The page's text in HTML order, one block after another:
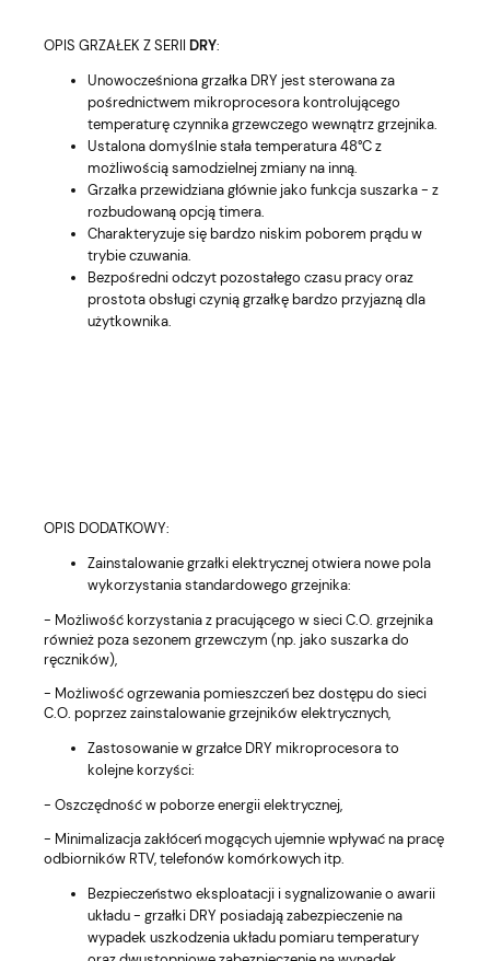
OPIS GRZAŁEK Z SERII DRY:
Unowocześniona grzałka DRY jest sterowana za
pośrednictwem mikroprocesora kontrolującego
temperaturę czynnika grzewczego wewnątrz grzejnika.
Ustalona domyślnie stała temperatura 48°C z
możliwością samodzielnej zmiany na inną.
Grzałka przewidziana głównie jako funkcja suszarka - z
rozbudowaną opcją timera.
Charakteryzuje się bardzo niskim poborem prądu w
trybie czuwania.
Bezpośredni odczyt pozostałego czasu pracy oraz
prostota obsługi czynią grzałkę bardzo przyjazną dla
użytkownika.
OPIS DODATKOWY:
Zainstalowanie grzałki elektrycznej otwiera nowe pola
wykorzystania standardowego grzejnika:
- Możliwość korzystania z pracującego w sieci C.O. grzejnika
również poza sezonem grzewczym (np. jako suszarka do
ręczników),
- Możliwość ogrzewania pomieszczeń bez dostępu do sieci
C.O. poprzez zainstalowanie grzejników elektrycznych,
Zastosowanie w grzałce DRY mikroprocesora to
kolejne korzyści:
- Oszczędność w poborze energii elektrycznej,
- Minimalizacja zakłóceń mogących ujemnie wpływać na pracę
odbiorników RTV, telefonów komórkowych itp.
Bezpieczeństwo eksploatacji i sygnalizowanie o awarii
układu - grzałki DRY posiadają zabezpieczenie na
wypadek uszkodzenia układu pomiaru temperatury